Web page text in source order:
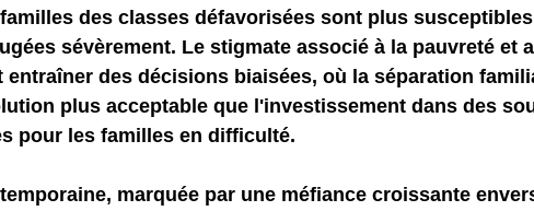
des classes défavorisées sont plus
sévèrement. Le stigmate associé à la pauvreté et
entraîner des décisions biaisées, où la séparation
plus acceptable que l'investissement dans des
pour les familles en difficulté.
marquée par une méfiance croissante